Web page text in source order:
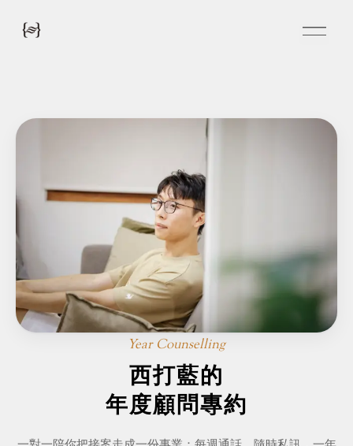
Year Counselling
西打藍的
年度顧問專約